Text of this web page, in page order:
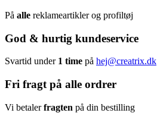
På alle reklameartikler og profiltøj
God & hurtig kundeservice
Svartid under 1 time på hej@creatrix.dk
Fri fragt på alle ordrer
Vi betalerfragten på din bestilling